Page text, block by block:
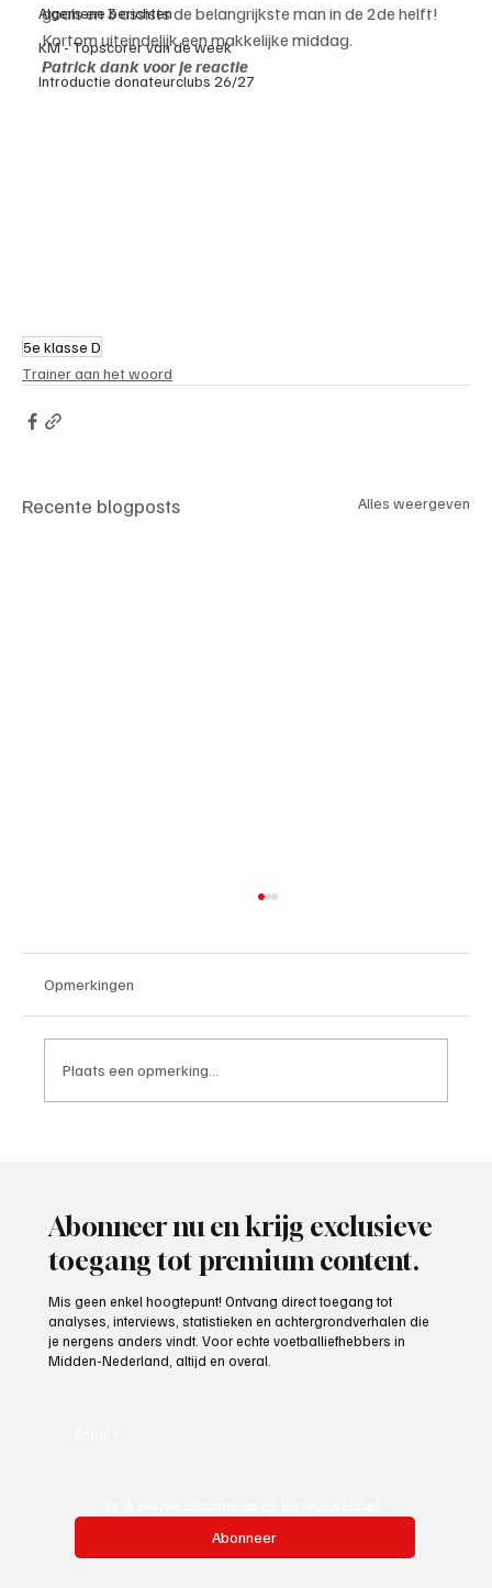
Algemene berichten
KM - Topscorer van de week
Introductie donateurclubs 26/27
goals en 3 assists de belangrijkste man in de 2de helft!
Kortom uiteindelijk een makkelijke middag.
Patrick dank voor je reactie
5e klasse D
Trainer aan het woord
Recente blogposts Alles weergeven
Opmerkingen
Plaats een opmerking...
Abonneer nu en krijg exclusieve
toegang tot premium content.
Mis geen enkel hoogtepunt! Ontvang direct toegang tot
analyses, interviews, statistieken en achtergrondverhalen die
je nergens anders vindt. Voor echte voetballiefhebbers in
Midden-Nederland, altijd en overal.
Abonneer